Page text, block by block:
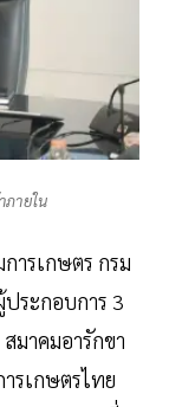
ภายใน
ารเกษตร กรม
ระกอบการ 3
มาคมอารักขา
รเกษตรไทย